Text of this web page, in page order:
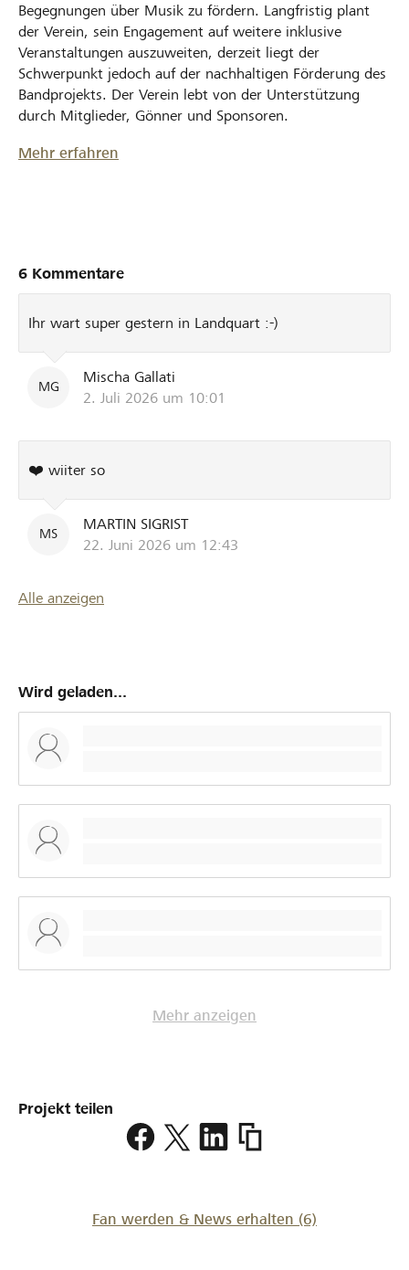
Begegnungen über Musik zu fördern. Langfristig plant
der Verein, sein Engagement auf weitere inklusive
Veranstaltungen auszuweiten, derzeit liegt der
Schwerpunkt jedoch auf der nachhaltigen Förderung des
Bandprojekts. Der Verein lebt von der Unterstützung
durch Mitglieder, Gönner und Sponsoren.
Mehr erfahren
6 Kommentare
Ihr wart super gestern in Landquart :-)
MG
Mischa Gallati
2. Juli 2026 um 10:01
❤️ wiiter so
MS
MARTIN SIGRIST
22. Juni 2026 um 12:43
Alle anzeigen
Wird geladen...
Mehr anzeigen
Projekt teilen
https://
tour-
Fan werden & News erhalten (6)